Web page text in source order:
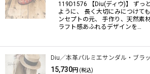
119D1576 【Diu(ディウ)】 ずっ
ように、 長く大切にみにつけて
ンセプトの元、 手作り、天然素
ラフト感あふれるデザインを…
Diu／本革パルミエサンダル・ブラ
15,730円 (税込)